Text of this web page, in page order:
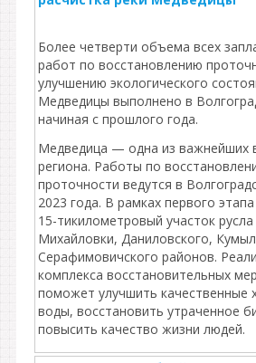
Более четверти объема всех
работ по восстановлению
улучшению экологического
Медведицы выполнено в
начиная с прошлого года.
Медведица — одна из важнейших
региона. Работы по
проточности ведутся в
2023 года. В рамках первого
15-тикилометровый участок русла
Михайловки, Даниловского,
Серафимовичского районов.
комплекса восстановительных
поможет улучшить качественные
воды, восстановить утраченное
повысить качество жизни людей.